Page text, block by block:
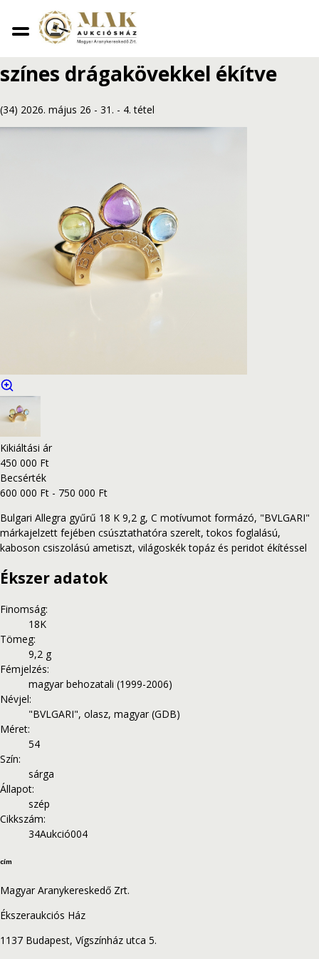
Bulgari Allegra gyűrű 18K 9,2 g,
színes drágakövekkel ékítve
(34) 2026. május 26 - 31. - 4. tétel
Kikiáltási ár
450 000 Ft
Becsérték
600 000 Ft - 750 000 Ft
Bulgari Allegra gyűrű 18 K 9,2 g, C motívumot formázó, "BVLGARI"
márkajelzett fejében csúsztathatóra szerelt, tokos foglalású,
kaboson csiszolású ametiszt, világoskék topáz és peridot ékítéssel
Ékszer adatok
Finomság:
18K
Tömeg:
9,2 g
Fémjelzés:
magyar behozatali (1999-2006)
Névjel:
"BVLGARI", olasz, magyar (GDB)
Méret:
54
Szín:
sárga
Állapot:
szép
Cikkszám:
34Aukció004
cím
Magyar Aranykereskedő Zrt.
Ékszeraukciós Ház
1137 Budapest, Vígszínház utca 5.